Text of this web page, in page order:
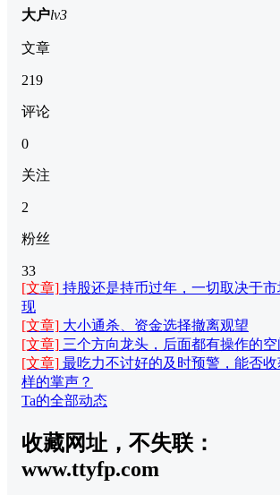
大户lv3
文章
219
评论
0
关注
2
粉丝
33
[文章] 持股还是持币过年，一切取决于市
现
[文章] 大小通杀、资金选择撤离观望
[文章] 三个方向龙头，后面都有操作的空
[文章] 最吃力不讨好的及时预警，能否收
样的掌声？
Ta的全部动态
收藏网址，不失联：
www.ttyfp.com